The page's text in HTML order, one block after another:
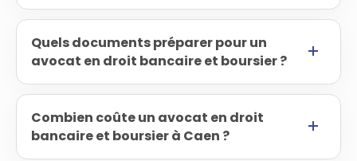
Quels documents préparer pour un
avocat en droit bancaire et boursier ?
Combien coûte un avocat en droit
bancaire et boursier à Caen ?